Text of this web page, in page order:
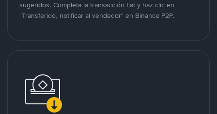
sugeridos. Completa la transacción fiat y haz clic en
"Transferido, notificar al vendedor" en Binance P2P.